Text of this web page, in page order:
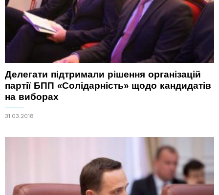
Делегати підтримали рішення організацій
партії БПП «Солідарність» щодо кандидатів
на виборах
31.03.2018